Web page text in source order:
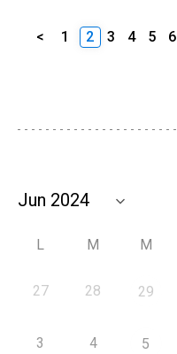
< 1 2 3 4 5 6
L M M
27 28 29
3 4 5